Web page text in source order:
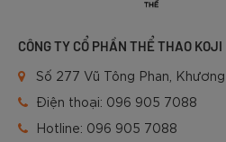
CÔNG TY CỔ PHẦN THỂ THAO KOJI
Số 277 Vũ Tông Phan,
Điện thoại: 096 905 7088
Hotline: 096 905 7088